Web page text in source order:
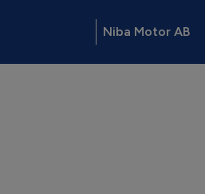
Niba Motor AB